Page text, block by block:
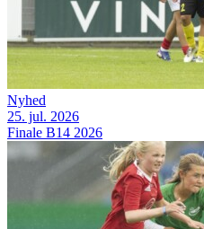
Nyhed
25. jul. 2026
Finale B14 2026